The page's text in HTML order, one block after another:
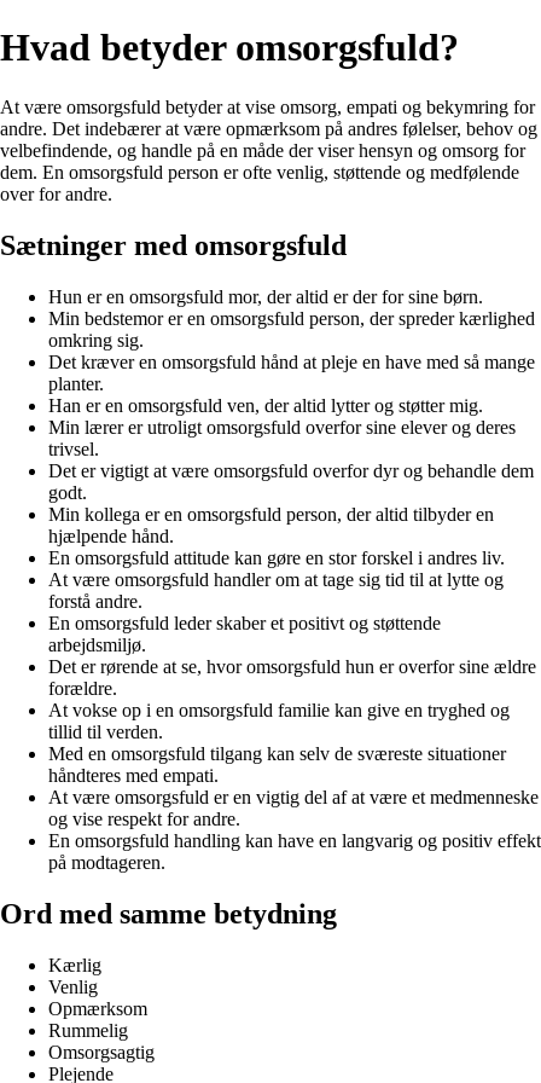
Hvad betyder omsorgsfuld?
At være omsorgsfuld betyder at vise omsorg, empati og bekymring for
andre. Det indebærer at være opmærksom på andres følelser, behov og
velbefindende, og handle på en måde der viser hensyn og omsorg for
dem. En omsorgsfuld person er ofte venlig, støttende og medfølende
over for andre.
Sætninger med omsorgsfuld
Hun er en omsorgsfuld mor, der altid er der for sine børn.
Min bedstemor er en omsorgsfuld person, der spreder kærlighed
omkring sig.
Det kræver en omsorgsfuld hånd at pleje en have med så mange
planter.
Han er en omsorgsfuld ven, der altid lytter og støtter mig.
Min lærer er utroligt omsorgsfuld overfor sine elever og deres
trivsel.
Det er vigtigt at være omsorgsfuld overfor dyr og behandle dem
godt.
Min kollega er en omsorgsfuld person, der altid tilbyder en
hjælpende hånd.
En omsorgsfuld attitude kan gøre en stor forskel i andres liv.
At være omsorgsfuld handler om at tage sig tid til at lytte og
forstå andre.
En omsorgsfuld leder skaber et positivt og støttende
arbejdsmiljø.
Det er rørende at se, hvor omsorgsfuld hun er overfor sine ældre
forældre.
At vokse op i en omsorgsfuld familie kan give en tryghed og
tillid til verden.
Med en omsorgsfuld tilgang kan selv de sværeste situationer
håndteres med empati.
At være omsorgsfuld er en vigtig del af at være et medmenneske
og vise respekt for andre.
En omsorgsfuld handling kan have en langvarig og positiv effekt
på modtageren.
Ord med samme betydning
Kærlig
Venlig
Opmærksom
Rummelig
Omsorgsagtig
Plejende